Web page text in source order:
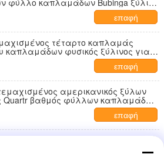
φύλλο καπλαμάδων Bubinga ξύλινο
επαφή
τέταρτο καπλαμάς
καπλαμάδων φυσικός ξύλινος για
επαφή
αμερικανικός ξύλων
Quartr βαθμός φύλλων καπλαμάδων
ξύλινος Αντιαεροπορικό Πυροβολικό
επαφή
κερασιών που κόβεται
0.5mm